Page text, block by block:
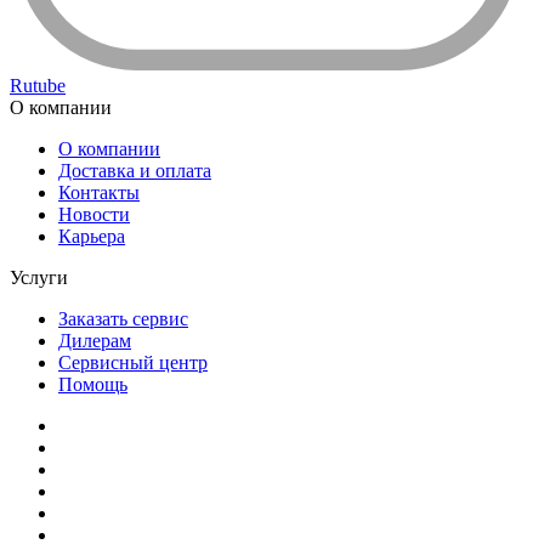
Rutube
О компании
О компании
Доставка и оплата
Контакты
Новости
Карьера
Услуги
Заказать сервис
Дилерам
Сервисный центр
Помощь